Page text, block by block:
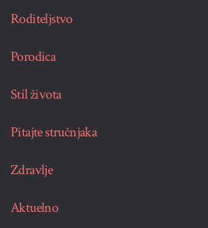
Roditeljstvo
Porodica
Stil života
Pitajte stručnjaka
Zdravlje
Aktuelno